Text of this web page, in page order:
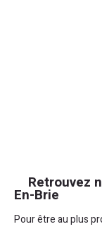
Retrouvez
En-Brie
Pour être au plus